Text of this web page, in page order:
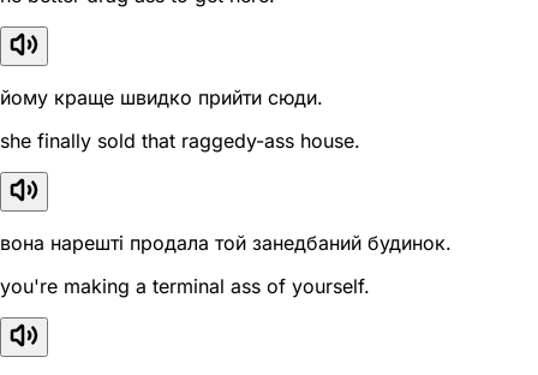
йому краще швидко прийти сюди.
she finally sold that raggedy-ass house.
вона нарешті продала той занедбаний будинок.
you're making a terminal ass of yourself.